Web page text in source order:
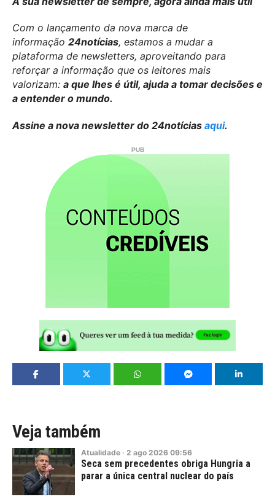
Com o lançamento da nova marca de
informação 24notícias, estamos a mudar a
plataforma de newsletters, aproveitando para
reforçar a informação que os leitores mais
valorizam: a que lhes é útil, ajuda a tomar decisões e
a entender o mundo.
Assine a nova newsletter do 24notícias aqui.
Veja também
Atualidade · 2 ago 2026 09:56
Seca sem precedentes obriga Hungria a
parar a única central nuclear do país